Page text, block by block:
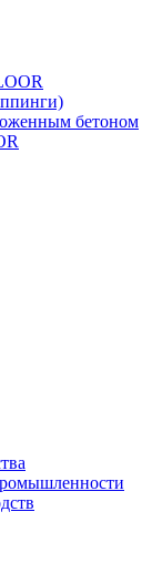
бетоном